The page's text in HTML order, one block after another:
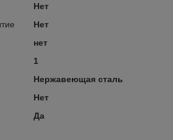
Нет
Нет
нет
1
Нержавеющая сталь
Нет
Да